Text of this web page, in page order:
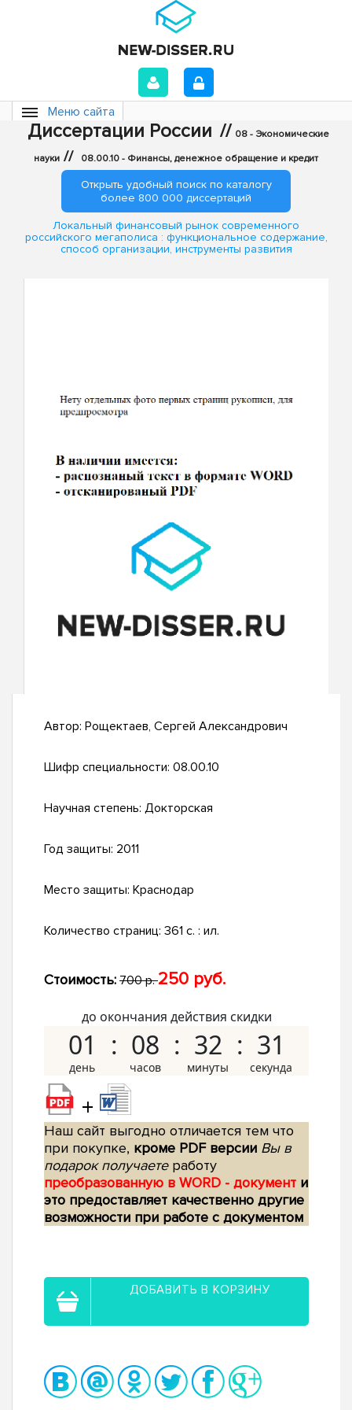
Меню сайта
Диссертации России // 08 - Экономические
науки // 08.00.10 - Финансы, денежное обращение и кредит
Открыть удобный поиск по каталогу
более 800 000 диссертаций
Локальный финансовый рынок современного
российского мегаполиса : функциональное содержание,
способ организации, инструменты развития
Автор: Рощектаев, Сергей Александрович
Шифр специальности: 08.00.10
Научная степень: Докторская
Год защиты: 2011
Место защиты: Краснодар
Количество страниц: 361 с. : ил.
Стоимость: 700 р.250 руб.
до окончания действия скидки
01 08 32 30
+
Наш сайт выгодно отличается тем что
при покупке, кроме PDF версии Вы в
подарок получаетеработу
преобразованную в WORD - документ и
это предоставляет качественно другие
возможности при работе с документом
ДОБАВИТЬ В КОРЗИНУ